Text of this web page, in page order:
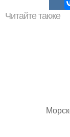
Читайте также